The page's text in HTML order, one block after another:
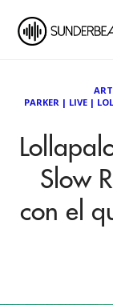
PARKER| LIVE|
Slow
con el